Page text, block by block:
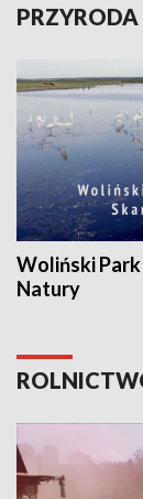
Woliński
Natury